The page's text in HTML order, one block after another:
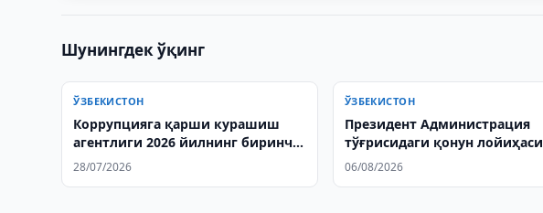
Шунингдек ўқинг
ЎЗБЕКИСТОН
Коррупцияга қарши курашиш
агентлиги 2026 йилнинг биринчи
ярми натижаларини сарҳисоб
28/07/2026
ЎЗБЕКИСТОН
Президент Администрация
тўғрисидаги қонун лойиҳаси
Сенатга юборилди
06/08/2026